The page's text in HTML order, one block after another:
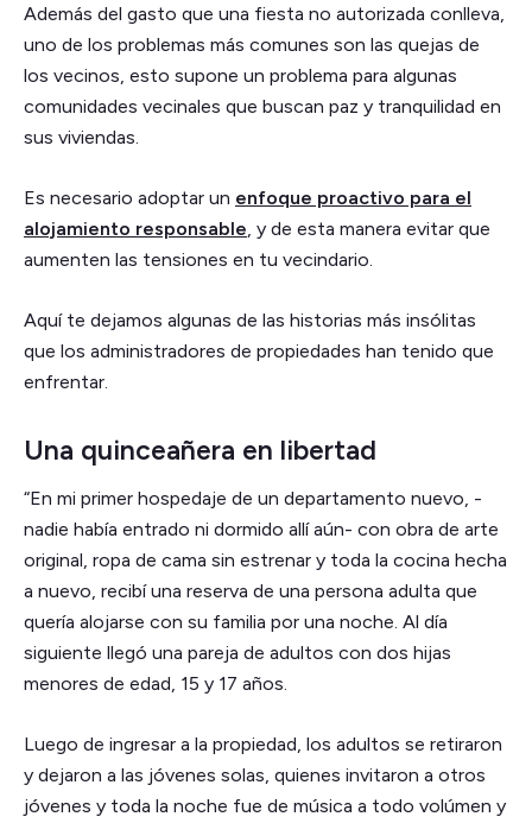
Además del gasto que una fiesta no autorizada conlleva,
uno de los problemas más comunes son las quejas de
los vecinos, esto supone un problema para algunas
comunidades vecinales que buscan paz y tranquilidad en
sus viviendas.
Es necesario adoptar un enfoque proactivo para el
alojamiento responsable, y de esta manera evitar que
aumenten las tensiones en tu vecindario.
Aquí te dejamos algunas de las historias más insólitas
que los administradores de propiedades han tenido que
enfrentar.
Una quinceañera en libertad
“En mi primer hospedaje de un departamento nuevo, -
nadie había entrado ni dormido allí aún- con obra de arte
original, ropa de cama sin estrenar y toda la cocina hecha
a nuevo, recibí una reserva de una persona adulta que
quería alojarse con su familia por una noche. Al día
siguiente llegó una pareja de adultos con dos hijas
menores de edad, 15 y 17 años.
Luego de ingresar a la propiedad, los adultos se retiraron
y dejaron a las jóvenes solas, quienes invitaron a otros
jóvenes y toda la noche fue de música a todo volúmen y